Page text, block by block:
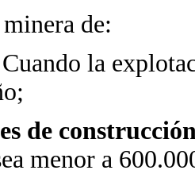
de:
Cuando la
de
menor a